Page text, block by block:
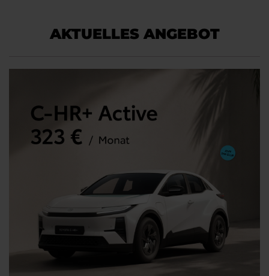
AKTUELLES ANGEBOT